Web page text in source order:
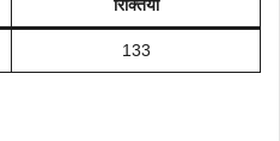
रिक्तियाँ
133